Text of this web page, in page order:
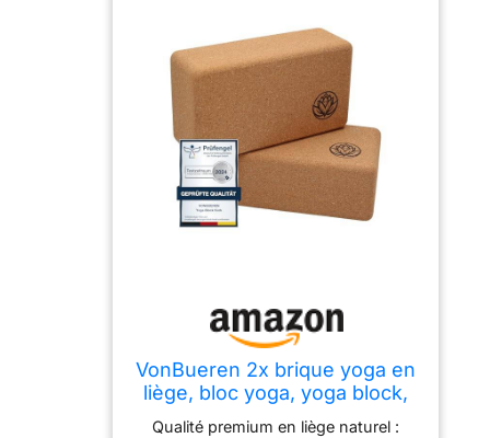
VonBueren 2x brique yoga en
liège, bloc yoga, yoga block,
22 x 12 x 7,5 cm
Qualité premium en liège naturel :